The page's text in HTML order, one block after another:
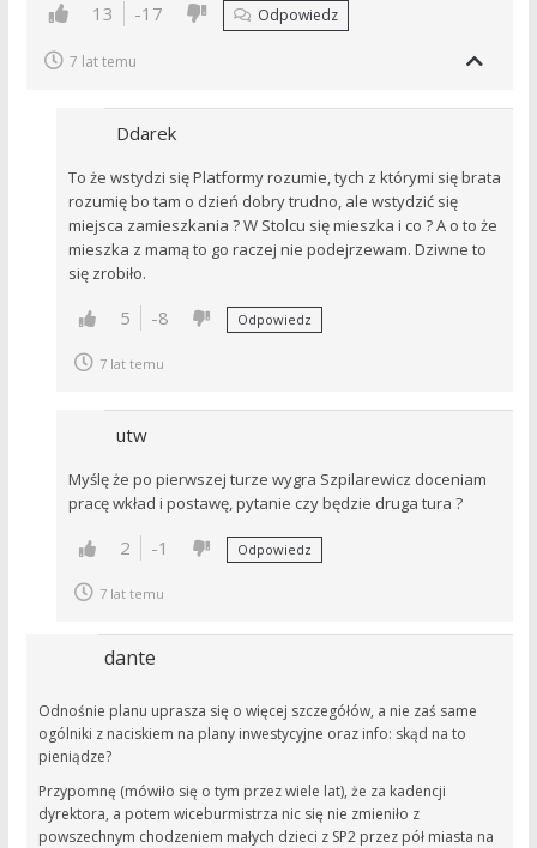
13 -17 Odpowiedz
7 lat temu
Ddarek
To że wstydzi się Platformy rozumie, tych z którymi się brata
rozumię bo tam o dzień dobry trudno, ale wstydzić się
miejsca zamieszkania ? W Stolcu się mieszka i co ? A o to że
mieszka z mamą to go raczej nie podejrzewam. Dziwne to
się zrobiło.
5 -8 Odpowiedz
7 lat temu
utw
Myślę że po pierwszej turze wygra Szpilarewicz doceniam
pracę wkład i postawę, pytanie czy będzie druga tura ?
2 -1 Odpowiedz
7 lat temu
dante
Odnośnie planu uprasza się o więcej szczegółów, a nie zaś same
ogólniki z naciskiem na plany inwestycyjne oraz info: skąd na to
pieniądze?
Przypomnę (mówiło się o tym przez wiele lat), że za kadencji
dyrektora, a potem wiceburmistrza nic się nie zmieniło z
powszechnym chodzeniem małych dzieci z SP2 przez pół miasta na